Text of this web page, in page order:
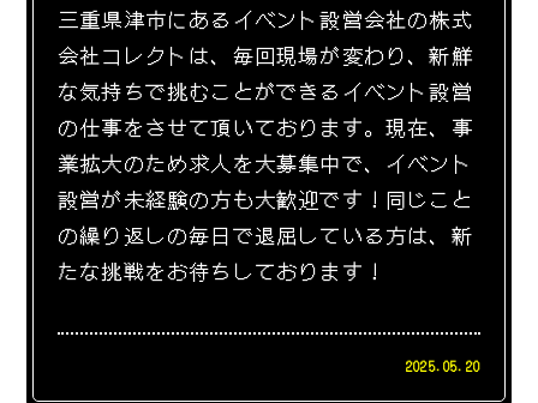
三重県津市にあるイベント設営会社の株式
会社コレクトは、毎回現場が変わり、新鮮
な気持ちで挑むことができるイベント設営
の仕事をさせて頂いております。現在、事
業拡大のため求人を大募集中で、イベント
設営が未経験の方も大歓迎です！同じこと
の繰り返しの毎日で退屈している方は、新
たな挑戦をお待ちしております！
2025.05.20